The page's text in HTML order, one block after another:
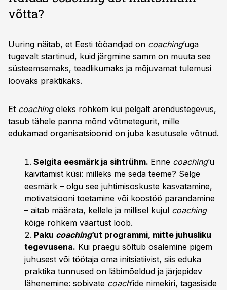
võtta?
Uuring näitab, et Eesti tööandjad on coaching’uga
tugevalt startinud, kuid järgmine samm on muuta see
süsteemsemaks, teadlikumaks ja mõjuvamat tulemusi
loovaks praktikaks.
Et coaching oleks rohkem kui pelgalt arendustegevus,
tasub tähele panna mõnd võtmetegurit, mille
edukamad organisatsioonid on juba kasutusele võtnud.
Selgita eesmärk ja sihtrühm. Enne coaching’u
käivitamist küsi: milleks me seda teeme? Selge
eesmärk – olgu see juhtimisoskuste kasvatamine,
motivatsiooni toetamine või koostöö parandamine
– aitab määrata, kellele ja millisel kujul coaching
kõige rohkem väärtust loob.
Paku coaching’ut programmi, mitte juhusliku
tegevusena. Kui praegu sõltub osalemine pigem
juhusest või töötaja oma initsiatiivist, siis eduka
praktika tunnused on läbimõeldud ja järjepidev
lähenemine: sobivate coach’ide nimekiri, tagasiside